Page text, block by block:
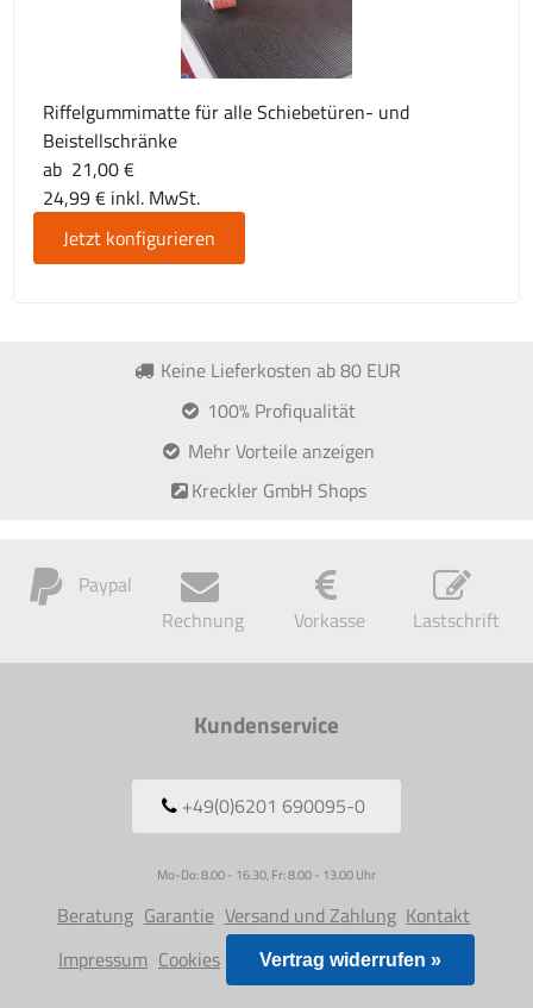
Riffelgummimatte für alle Schiebetüren- und
Beistellschränke
ab 21,00 €
24,99 € inkl. MwSt.
Jetzt konfigurieren
Keine Lieferkosten ab 80 EUR
100% Profiqualität
Mehr Vorteile anzeigen
Kreckler GmbH Shops
Paypal
Rechnung
Vorkasse Lastschrift
Kundenservice
+49(0)6201 690095-0
Mo-Do: 8.00 - 16.30, Fr: 8.00 - 13.00 Uhr
Beratung Garantie Versand und Zahlung Kontakt
Impressum Cookies Vertrag widerrufen »